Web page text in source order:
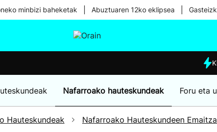
minbizi baheketak Abuztuaren 12ko eklipsea
Eguraldia
Nafarroako hauteskundeak Foru eta
Hauteskundeak Nafarroako Hauteskundeen